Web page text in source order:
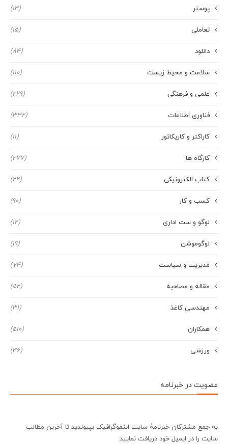
پوستر (14)
تعاملی (15)
دانلود (84)
سلامت و محیط زیست (110)
علمی و فرهنگی (229)
فناوری اطلاعات (332)
کاراکتر و کاریکاتور (11)
کارگاه ها (277)
کتاب الکترونیکی (22)
کسب و کار (90)
لوگو و ست اداری (12)
لوگوموشن (19)
مدیریت و سیاست (74)
مقاله و مصاحبه (52)
مهندسی کاغذ (31)
همکاران (510)
ورزشی (46)
عضویت در خبرنامه
به جمع مشترکان خبرنامۀ سایت اینفوگرافیک بپیوندید تا آخرین مطالب
سایت را در ایمیل خود دریافت نمایید.